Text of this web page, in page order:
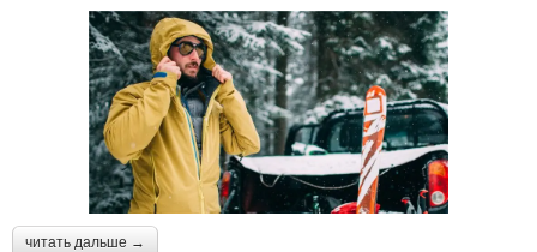
читать дальше →